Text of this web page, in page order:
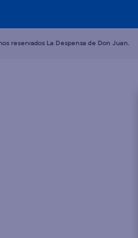
reservados La Despensa de Don Juan.